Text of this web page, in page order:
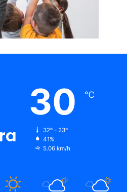
30 ℃
32º - 23º
41%
5.06 km/h